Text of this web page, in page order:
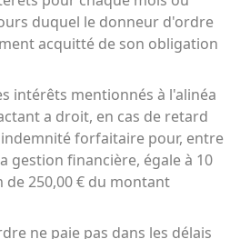
duquel le donneur d'ordre
acquitté de son obligation
intérêts mentionnés à l'alinéa
a droit, en cas de retard
forfaitaire pour, entre
gestion financière, égale à 10
de 250,00 € du montant
ne paie pas dans les délais